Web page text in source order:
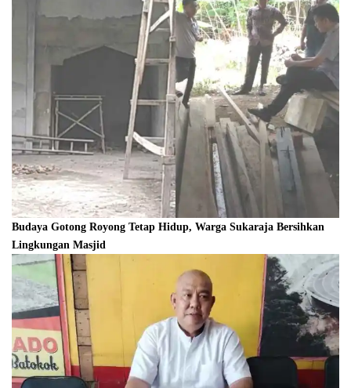
Budaya Gotong Royong Tetap Hidup, Warga Sukaraja Bersihkan
Lingkungan Masjid